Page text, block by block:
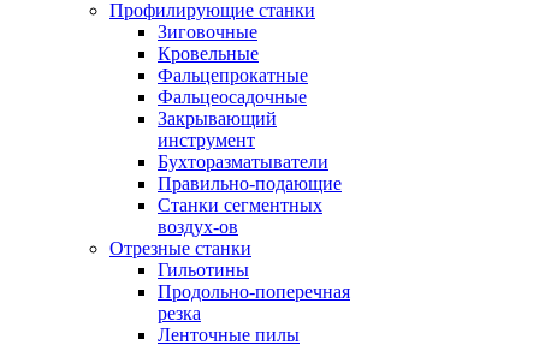
Профилирующие станки
Зиговочные
Кровельные
Фальцепрокатные
Фальцеосадочные
Закрывающий
инструмент
Бухторазматыватели
Правильно-подающие
Станки сегментных
воздух-ов
Отрезные станки
Гильотины
Продольно-поперечная
резка
Ленточные пилы